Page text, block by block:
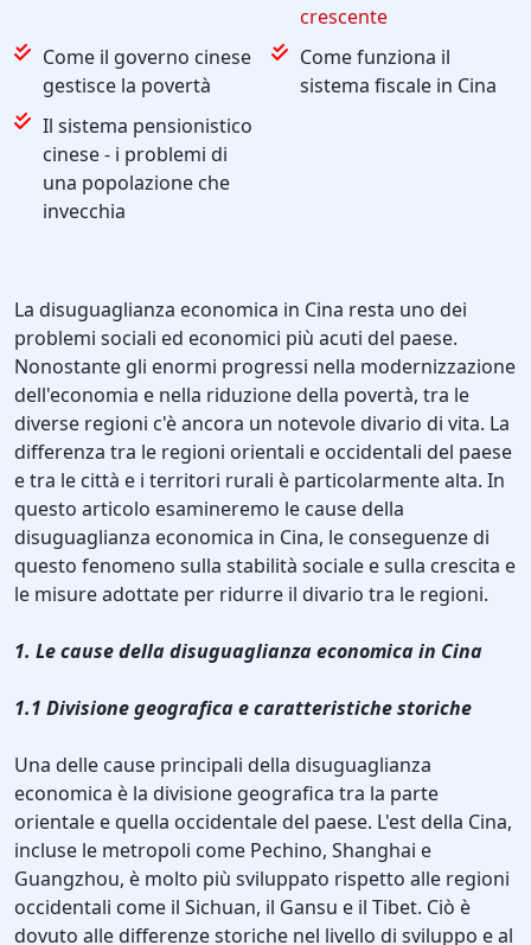
crescente
Come il governo cinese
gestisce la povertà
Come funziona il
sistema fiscale in Cina
Il sistema pensionistico
cinese - i problemi di
una popolazione che
invecchia
La disuguaglianza economica in Cina resta uno dei
problemi sociali ed economici più acuti del paese.
Nonostante gli enormi progressi nella modernizzazione
dell'economia e nella riduzione della povertà, tra le
diverse regioni c'è ancora un notevole divario di vita. La
differenza tra le regioni orientali e occidentali del paese
e tra le città e i territori rurali è particolarmente alta. In
questo articolo esamineremo le cause della
disuguaglianza economica in Cina, le conseguenze di
questo fenomeno sulla stabilità sociale e sulla crescita e
le misure adottate per ridurre il divario tra le regioni.
1. Le cause della disuguaglianza economica in Cina
1.1 Divisione geografica e caratteristiche storiche
Una delle cause principali della disuguaglianza
economica è la divisione geografica tra la parte
orientale e quella occidentale del paese. L'est della Cina,
incluse le metropoli come Pechino, Shanghai e
Guangzhou, è molto più sviluppato rispetto alle regioni
occidentali come il Sichuan, il Gansu e il Tibet. Ciò è
dovuto alle differenze storiche nel livello di sviluppo e al